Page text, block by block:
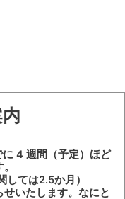
4 週間（予定）ほど
しては2.5か月）
いたします。なにと